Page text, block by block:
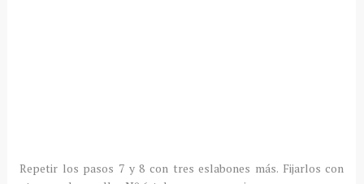
Repetir los pasos 7 y 8 con tres eslabones más. Fijarlos con